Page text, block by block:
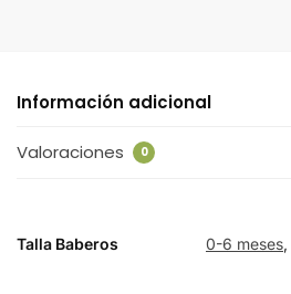
Información adicional
Valoraciones 0
Talla Baberos 0-6 meses,